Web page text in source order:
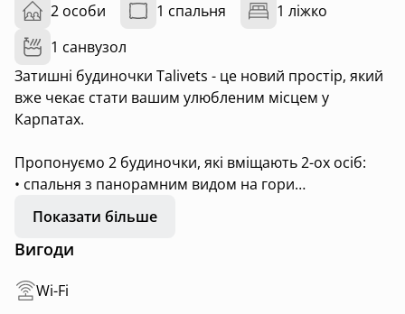
2 особи 1 спальня
1 ліжко
1 санвузол
Затишні будиночки Talivets - це новий простір, який
вже чекає стати вашим улюбленим місцем у
Карпатах.
Пропонуємо 2 будиночки, які вміщають 2-ох осіб:
• спальня з панорамним видом на гори
• повноцінна кухня з усім необхідним
• тераса з неймовірним краєвидом
• мангальна зона з усім для розпалювання
🐾 Ми pets friendly — твій улюбленець теж буде в
Показати більше
Вигоди
Wi-Fi